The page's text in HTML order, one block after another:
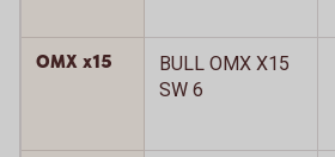
OMX x15
BULL OMX X15
SW 6